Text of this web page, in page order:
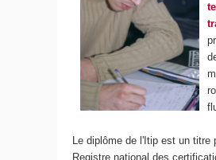
Le diplôme de l'Itip est un titre
Registre national des